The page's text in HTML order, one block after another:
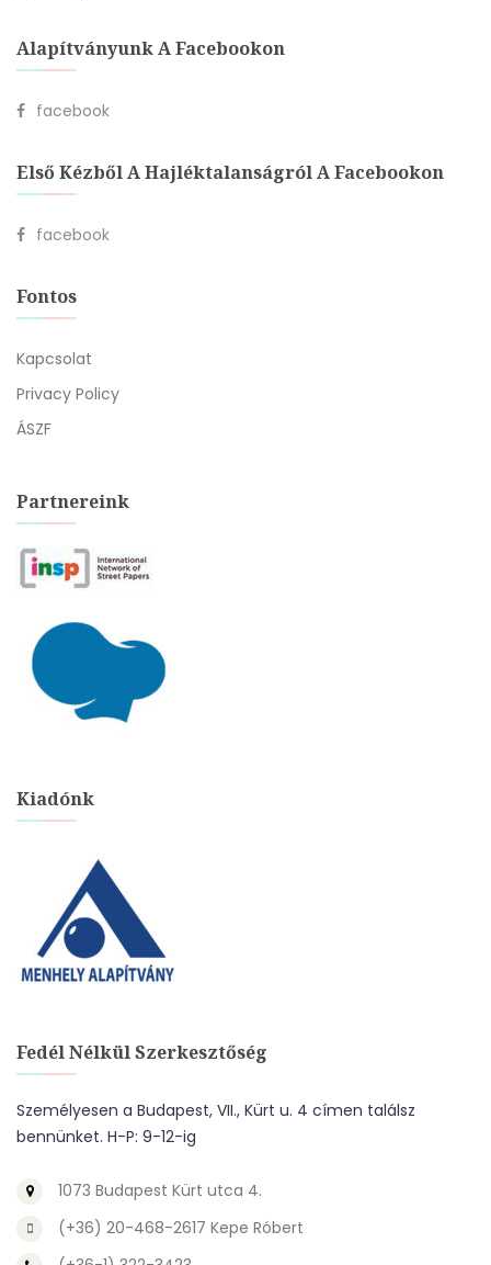
Alapítványunk A Facebookon
facebook
Első Kézből A Hajléktalanságról A Facebookon
facebook
Fontos
Kapcsolat
Privacy Policy
ÁSZF
Partnereink
Kiadónk
Fedél Nélkül Szerkesztőség
Személyesen a Budapest, VII., Kürt u. 4 címen találsz
bennünket. H-P: 9-12-ig
1073 Budapest Kürt utca 4.
(+36) 20-468-2617 Kepe Róbert